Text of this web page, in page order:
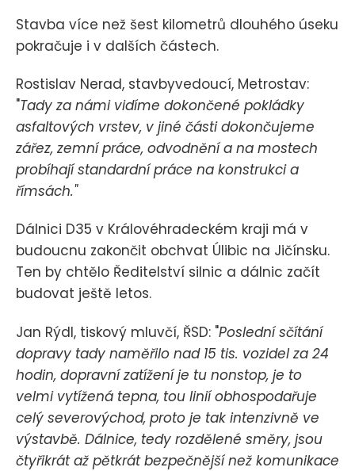
Stavba více než šest kilometrů dlouhého úseku
pokračuje i v dalších částech.
Rostislav Nerad, stavbyvedoucí, Metrostav:
"Tady za námi vidíme dokončené pokládky
asfaltových vrstev, v jiné části dokončujeme
zářez, zemní práce, odvodnění a na mostech
probíhají standardní práce na konstrukci a
římsách."
Dálnici D35 v Královéhradeckém kraji má v
budoucnu zakončit obchvat Úlibic na Jičínsku.
Ten by chtělo Ředitelství silnic a dálnic začít
budovat ještě letos.
Jan Rýdl, tiskový mluvčí, ŘSD: "Poslední sčítání
dopravy tady naměřilo nad 15 tis. vozidel za 24
hodin, dopravní zatížení je tu nonstop, je to
velmi vytížená tepna, tou linií obhospodařuje
celý severovýchod, proto je tak intenzivně ve
výstavbě. Dálnice, tedy rozdělené směry, jsou
čtyřikrát až pětkrát bezpečnější než komunikace